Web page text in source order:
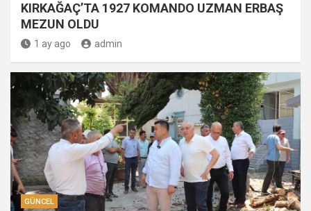
KIRKAĞAÇ’TA 1927 KOMANDO UZMAN ERBAŞ
MEZUN OLDU
1 ay ago admin
GÜNCEL